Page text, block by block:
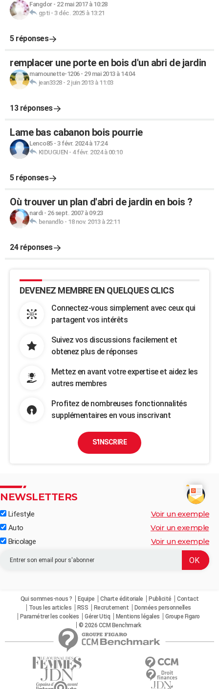
Fangdor- 22 mai 2017 à 10:28
gpti- 3 déc. 2025 à 13:21
5 réponses
remplacer une porte en bois d'un abri de jardin
mamounette-1206- 29 mai 2013 à 14:04
jean3328- 2 juin 2013 à 11:03
13 réponses
Lame bas cabanon bois pourrie
Lenco85- 3 févr. 2024 à 17:24
KIDUGUEN- 4 févr. 2024 à 00:10
5 réponses
Où trouver un plan d'abri de jardin en bois ?
nardi- 26 sept. 2007 à 09:23
benandlo- 18 nov. 2013 à 22:11
24 réponses
DEVENEZ MEMBRE EN QUELQUES CLICS
Connectez-vous simplement avec ceux qui
partagent vos intérêts
Suivez vos discussions facilement et
obtenez plus de réponses
Mettez en avant votre expertise et aidez les
autres membres
Profitez de nombreuses fonctionnalités
supplémentaires en vous inscrivant
S'INSCRIRE
NEWSLETTERS
Lifestyle Voir un exemple
Auto Voir un exemple
Bricolage Voir un exemple
Qui sommes-nous ? Equipe Charte éditoriale Publicité
Contact
Tous les articles
RSS Recrutement
Données personnelles
Paramétrer les cookies
Gérer Utiq Mentions légales
Groupe Figaro
© 2026 CCM Benchmark